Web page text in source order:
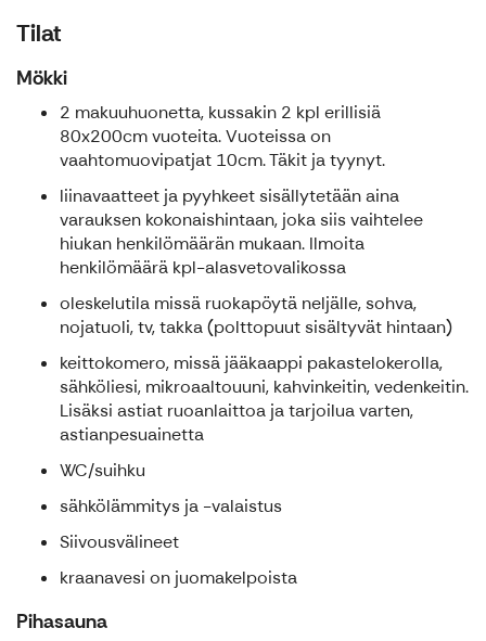
Tilat
Mökki
2 makuuhuonetta, kussakin 2 kpl erillisiä
80x200cm vuoteita. Vuoteissa on
vaahtomuovipatjat 10cm. Täkit ja tyynyt.
liinavaatteet ja pyyhkeet sisällytetään aina
varauksen kokonaishintaan, joka siis vaihtelee
hiukan henkilömäärän mukaan. Ilmoita
henkilömäärä kpl-alasvetovalikossa
oleskelutila missä ruokapöytä neljälle, sohva,
nojatuoli, tv, takka (polttopuut sisältyvät hintaan)
keittokomero, missä jääkaappi pakastelokerolla,
sähköliesi, mikroaaltouuni, kahvinkeitin, vedenkeitin.
Lisäksi astiat ruoanlaittoa ja tarjoilua varten,
astianpesuainetta
WC/suihku
sähkölämmitys ja -valaistus
Siivousvälineet
kraanavesi on juomakelpoista
Pihasauna